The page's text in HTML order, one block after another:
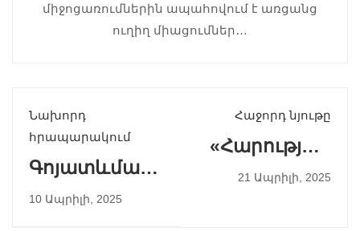
միջոցառումներին ապահովում է առցանց
ուղիղ միացումներ…
Նախորդ
հրապարակում
Գոյատևման
բանակում
10 Ապրիլի, 2025
Հաջորդ նյութը
«Հարության
Ավետիս»
21 Ապրիլի, 2025